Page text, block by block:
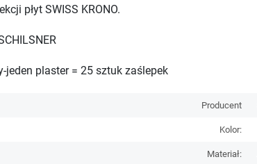
płyt SWISS KRONO.
plaster = 25 sztuk zaślepek
Producent
Kolor:
Materiał: